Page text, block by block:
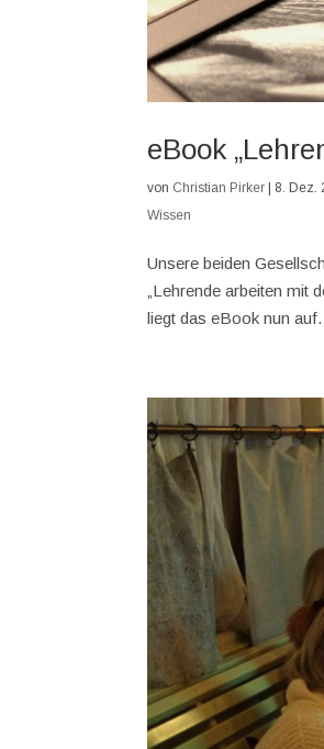
eBook
von Christian Pirker | 8. Dez.
Wissen
Unsere beiden
„Lehrende arbeiten
liegt das eBook nun